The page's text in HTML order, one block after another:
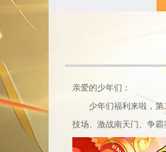
亲爱的少年们：
少年们福利来啦，第二
技场、激战南天门、争霸